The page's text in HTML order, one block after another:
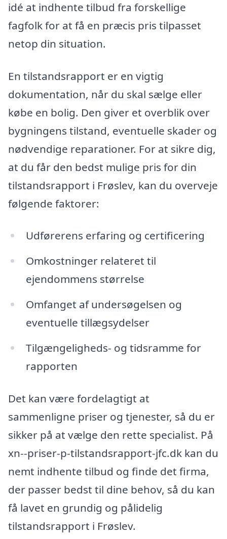
idé at indhente tilbud fra forskellige
fagfolk for at få en præcis pris tilpasset
netop din situation.
En tilstandsrapport er en vigtig
dokumentation, når du skal sælge eller
købe en bolig. Den giver et overblik over
bygningens tilstand, eventuelle skader og
nødvendige reparationer. For at sikre dig,
at du får den bedst mulige pris for din
tilstandsrapport i Frøslev, kan du overveje
følgende faktorer:
Udførerens erfaring og certificering
Omkostninger relateret til
ejendommens størrelse
Omfanget af undersøgelsen og
eventuelle tillægsydelser
Tilgængeligheds- og tidsramme for
rapporten
Det kan være fordelagtigt at
sammenligne priser og tjenester, så du er
sikker på at vælge den rette specialist. På
xn--priser-p-tilstandsrapport-jfc.dk kan du
nemt indhente tilbud og finde det firma,
der passer bedst til dine behov, så du kan
få lavet en grundig og pålidelig
tilstandsrapport i Frøslev.